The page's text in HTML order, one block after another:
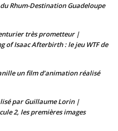
Rhum-Destination Guadeloupe
très prometteur |
of Isaac Afterbirth : le jeu WTF de
un film d’animation réalisé
par Guillaume Lorin |
2, les premières images